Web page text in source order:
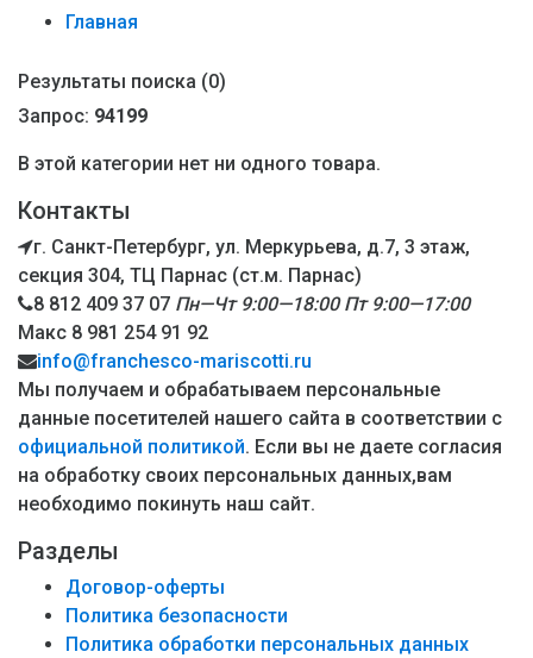
Главная
Результаты поиска (0)
Запрос: 94199
В этой категории нет ни одного товара.
Контакты
г. Санкт-Петербург, ул. Меркурьева, д.7, 3 этаж,
секция 304, ТЦ Парнас (ст.м. Парнас)
8 812 409 37 07 Пн—Чт 9:00—18:00 Пт 9:00—17:00
Макс 8 981 254 91 92
info@franchesco-mariscotti.ru
Мы получаем и обрабатываем персональные
данные посетителей нашего сайта в соответствии с
официальной политикой. Если вы не даете согласия
на обработку своих персональных данных,вам
необходимо покинуть наш сайт.
Разделы
Договор-оферты
Политика безопасности
Политика обработки персональных данных